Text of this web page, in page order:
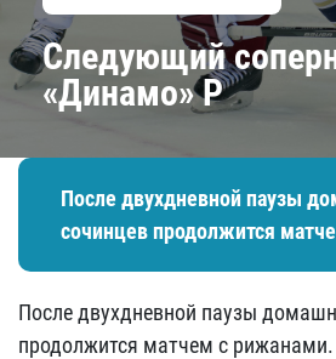
Следующий
«Динамо» Р
​После двухдневной паузы
сочинцев продолжится
​После двухдневной паузы
продолжится матчем с рижанами.